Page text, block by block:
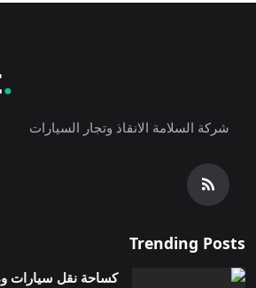
شركة السلامة الانقاذ وتجار السيارات
Trending Posts
كساحة نقل سيارات ومعدات